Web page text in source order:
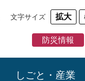
文字サイズ 拡大
防災情報
しごと・産業